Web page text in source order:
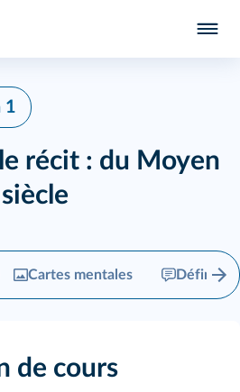
1
récit : du Moyen
siècle
Cartes mentales
de cours